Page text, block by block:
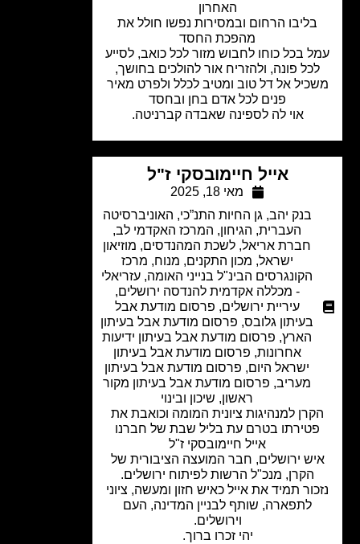
בליבו הרחום ובמסירות נפשו חולל את
מהפכת החסד
בכל כוחו לחבוש מזור לכל כואב, לסייע
פונה, ולהזריח אור להולכים בחושך,
אל דל טוב ומטיב לכלל ולפרט מאיר
פנים לכל אדם בחן ובחסד
אוי לה לספינה שאבדה קברניטה.
אייל חיימובסקי ז"ל
מאי 18, 2025
בנק יהב,גן החיות התנ”כי, האוניברסיטה
,הגיחון, המרכז האקדמי לב,
חברת אריאל, לשכת המהנדסים,מוזיאון
מכון התקנים ,מנוח,מרכז
הקונגרסים הבינ"ל בנייני האומה, עזריאלי
- מכללה אקדמית להנדסה ירושלים ,
עיריית ירושלים ,פרסום מודעת אבל
בעיתון גלובס, פרסום מודעת אבל בעיתון
פרסום מודעת אבל בעיתון ידיעות
אחרונות,פרסום מודעת אבל בעיתון
ישראל היום,פרסום מודעת אבל בעיתון
פרסום מודעת אבל בעיתון מקור
שיכון ובינוי
למנהיגות ציונית המומה וכואבת את
בטרם עת בליל שבת של חברנו
אייל חיימובסקי ז"ל
ירושלים, חבר המועצה הציבורית של
הקרן, מנכ"ל הרשות לפיתוח ירושלים.
תמיד את אייל כאיש חזון ומעשה, ציוני
לתפארה, שותף לבניין המדינה, העם
וירושלים.
יהי זכרו ברוך.